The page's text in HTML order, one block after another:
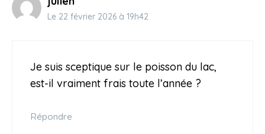
Le 22 février 2026 à 19h42
Je suis sceptique sur le poisson du lac,
est-il vraiment frais toute l’année ?
Répondre